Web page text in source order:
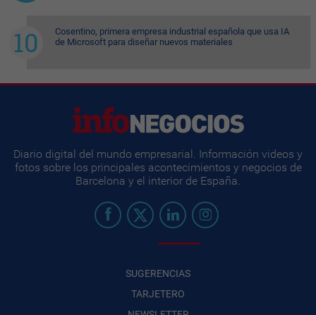
Cosentino, primera empresa industrial española que usa IA
de Microsoft para diseñar nuevos materiales
Diario digital del mundo empresarial. Información videos y
fotos sobre los principales acontecimientos y negocios de
Barcelona y el interior de España.
SUGERENCIAS
TARJETERO